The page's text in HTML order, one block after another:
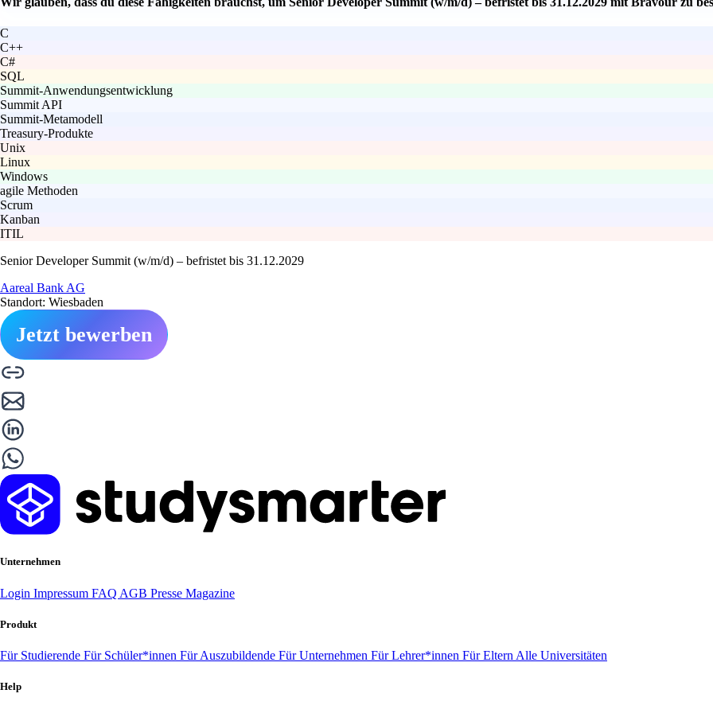
C
C++
C#
SQL
Summit-Anwendungsentwicklung
Summit API
Summit-Metamodell
Treasury-Produkte
Unix
Linux
Windows
agile Methoden
Scrum
Kanban
ITIL
Senior Developer Summit (w/m/d) – befristet bis 31.12.2029
Aareal Bank AG
Standort: Wiesbaden
Jetzt bewerben
Unternehmen
Login Impressum FAQ AGB Presse Magazine
Produkt
Für Studierende Für Schüler*innen Für Auszubildende Für Unternehmen Für Lehrer*innen Für Eltern Alle Universitäten
Help